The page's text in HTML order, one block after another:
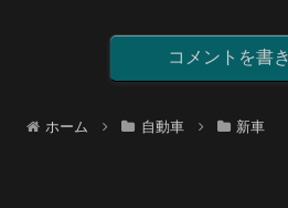
コメントを書
ホーム 自動車 新車